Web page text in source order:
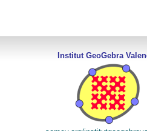
Institut GeoGebra